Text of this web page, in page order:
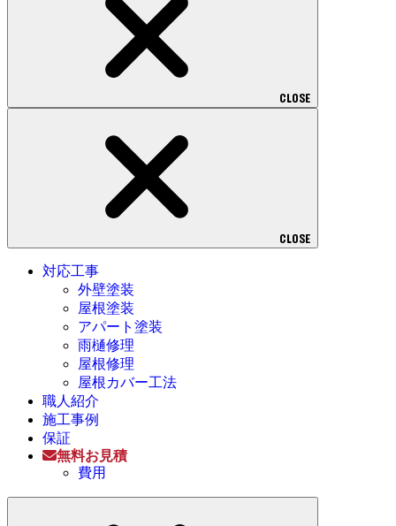
CLOSE
CLOSE
対応工事
外壁塗装
屋根塗装
アパート塗装
雨樋修理
屋根修理
屋根カバー工法
職人紹介
施工事例
保証
無料お見積
費用